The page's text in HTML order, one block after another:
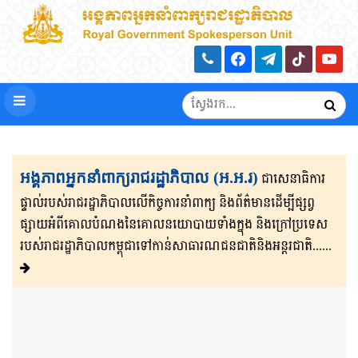
អង្គភាពអ្នកនាំពាក្យរាជរដ្ឋាភិបាល (អ.អ.រ) ជាសេនា​ធិ​កា​រ​​
ផ្ទាល់​របស់រាជរដ្ឋាភិ​បា​ល​លើ​កិច្ចការ​នាំពាក្យ និងព័ត៌មាន​ដើម្បីផ្សព្វ​
ផ្សាយ​​អំពីគោលបំណងនៃគោល​នយោបាយទាំងក្នុង និងក្រៅ​ប្រទេ​​ស​
របស់រាជរដ្ឋា​ភិ​បា​ល​កម្ពុជាទៅកាន់សាធារណជនជាតិនិងអន្តរជាតិ......